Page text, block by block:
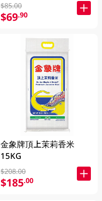
$85.00
$69.90
金象牌頂上茉莉香米
15KG
$208.00
$185.00